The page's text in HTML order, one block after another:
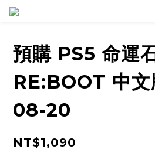
預購 PS5 命運
RE:BOOT 中
08-20
NT$1,090